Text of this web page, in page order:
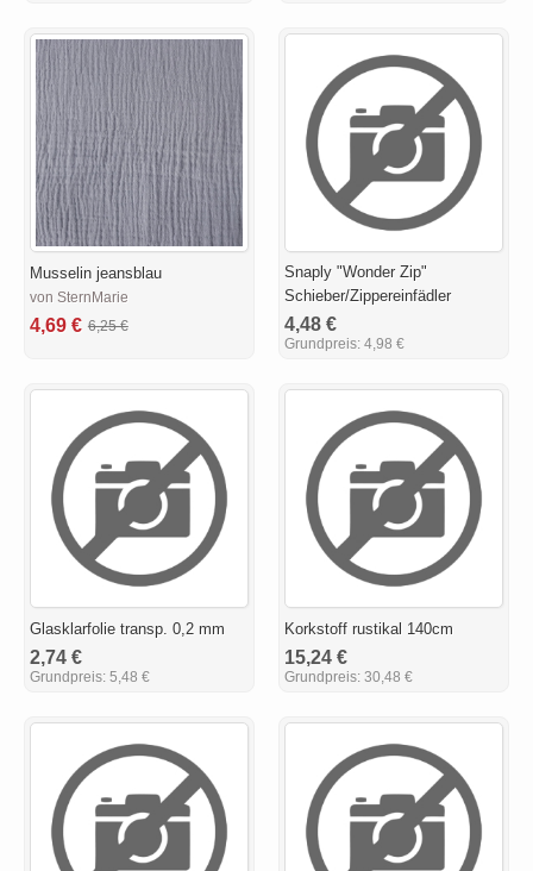
Musselin jeansblau
von SternMarie
4,69 € 6,25 €
Snaply "Wonder Zip"
Schieber/Zippereinfädler
4,48 €
Grundpreis: 4,98 €
Glasklarfolie transp. 0,2 mm
2,74 €
Grundpreis: 5,48 €
Korkstoff rustikal 140cm
15,24 €
Grundpreis: 30,48 €